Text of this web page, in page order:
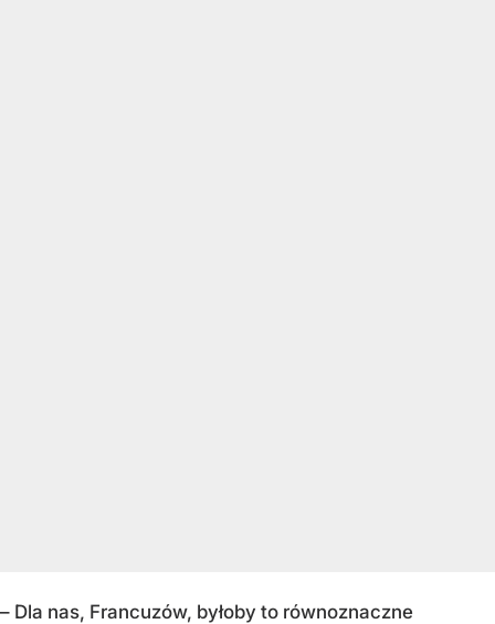
– Dla nas, Francuzów, byłoby to równoznaczne